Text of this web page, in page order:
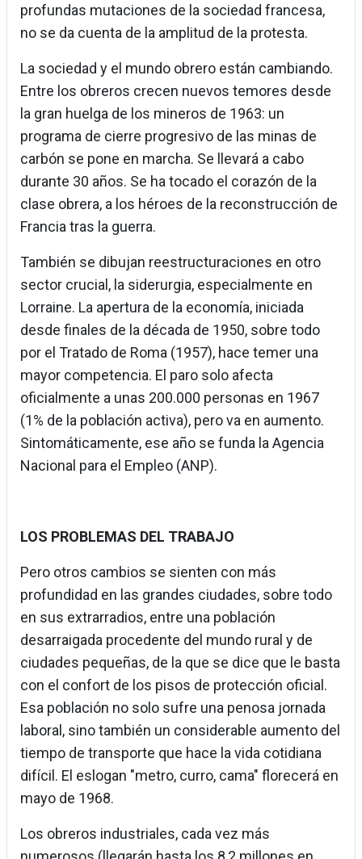
profundas mutaciones de la sociedad francesa,
no se da cuenta de la amplitud de la protesta.
La sociedad y el mundo obrero están cambiando.
Entre los obreros crecen nuevos temores desde
la gran huelga de los mineros de 1963: un
programa de cierre progresivo de las minas de
carbón se pone en marcha. Se llevará a cabo
durante 30 años. Se ha tocado el corazón de la
clase obrera, a los héroes de la reconstrucción de
Francia tras la guerra.
También se dibujan reestructuraciones en otro
sector crucial, la siderurgia, especialmente en
Lorraine. La apertura de la economía, iniciada
desde finales de la década de 1950, sobre todo
por el Tratado de Roma (1957), hace temer una
mayor competencia. El paro solo afecta
oficialmente a unas 200.000 personas en 1967
(1% de la población activa), pero va en aumento.
Sintomáticamente, ese año se funda la Agencia
Nacional para el Empleo (ANP).
LOS PROBLEMAS DEL TRABAJO
Pero otros cambios se sienten con más
profundidad en las grandes ciudades, sobre todo
en sus extrarradios, entre una población
desarraigada procedente del mundo rural y de
ciudades pequeñas, de la que se dice que le basta
con el confort de los pisos de protección oficial.
Esa población no solo sufre una penosa jornada
laboral, sino también un considerable aumento del
tiempo de transporte que hace la vida cotidiana
difícil. El eslogan "metro, curro, cama" florecerá en
mayo de 1968.
Los obreros industriales, cada vez más